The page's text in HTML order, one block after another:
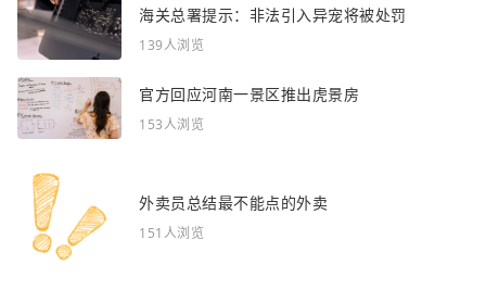
海关总署提示：非法引入异宠将被处罚
139人浏览
官方回应河南一景区推出虎景房
153人浏览
外卖员总结最不能点的外卖
151人浏览